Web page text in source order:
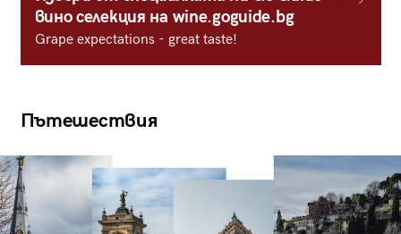
вино селекция на wine.goguide.bg
Grape expectations - great taste!
Пътешествия